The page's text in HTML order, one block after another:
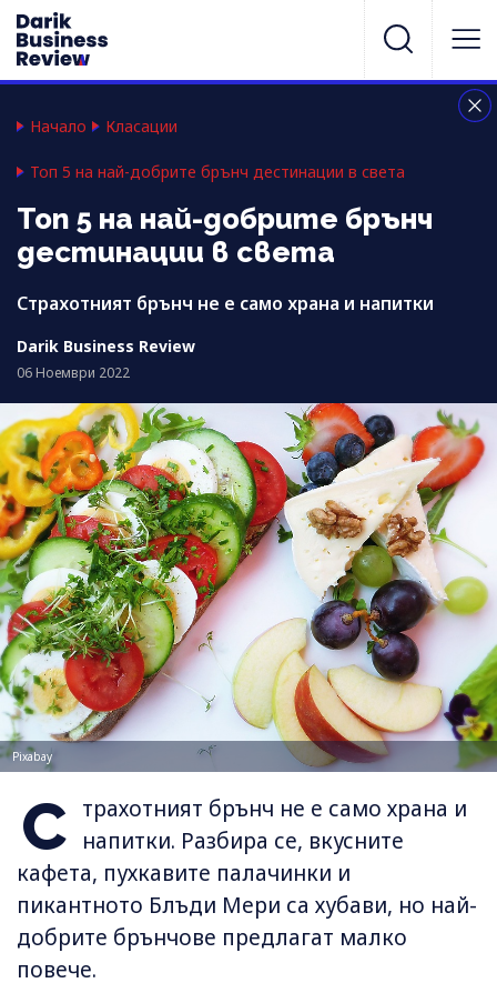
Начало Класации
Топ 5 на най-добрите брънч дестинации в света
Топ 5 на най-добрите брънч
дестинации в света
Страхотният брънч не е само храна и напитки
Darik Business Review
06 Ноември 2022
Pixabay
С трахотният брънч не е само храна и
напитки. Разбира се, вкусните
кафета, пухкавите палачинки и
пикантното Блъди Мери са хубави, но най-
добрите брънчове предлагат малко
повече.